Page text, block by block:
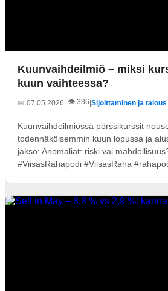
Kuunvaihdeilmiö – miksi
kuun vaihteessa?
📅 07.05.2026 | 👁️ 336|Sijoittaminen ja talous
Kuunvaihdeilmiössä pörssikurssit
todennäköisemmin kuun lopussa ja
jakso: Anomaliat: riski vai
#ViisasRahapodi #ViisasRaha